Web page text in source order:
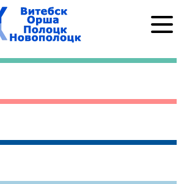
Витебск
Полоцк
в Витебске